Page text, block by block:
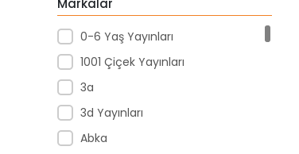
Markalar
0-6 Yaş Yayınları
1001 Çiçek Yayınları
3a
3d Yayınları
Abka